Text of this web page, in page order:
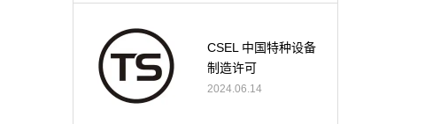
CSEL 中国特种设备
制造许可
2024.06.14